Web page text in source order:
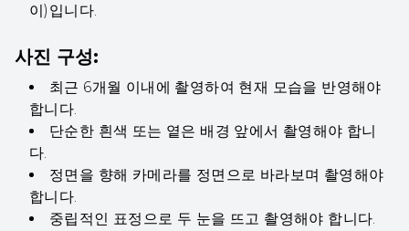
이)입니다.
사진 구성:
최근 6개월 이내에 촬영하여 현재 모습을 반영해야
합니다.
단순한 흰색 또는 옅은 배경 앞에서 촬영해야 합니
다.
정면을 향해 카메라를 정면으로 바라보며 촬영해야
합니다.
중립적인 표정으로 두 눈을 뜨고 촬영해야 합니다.